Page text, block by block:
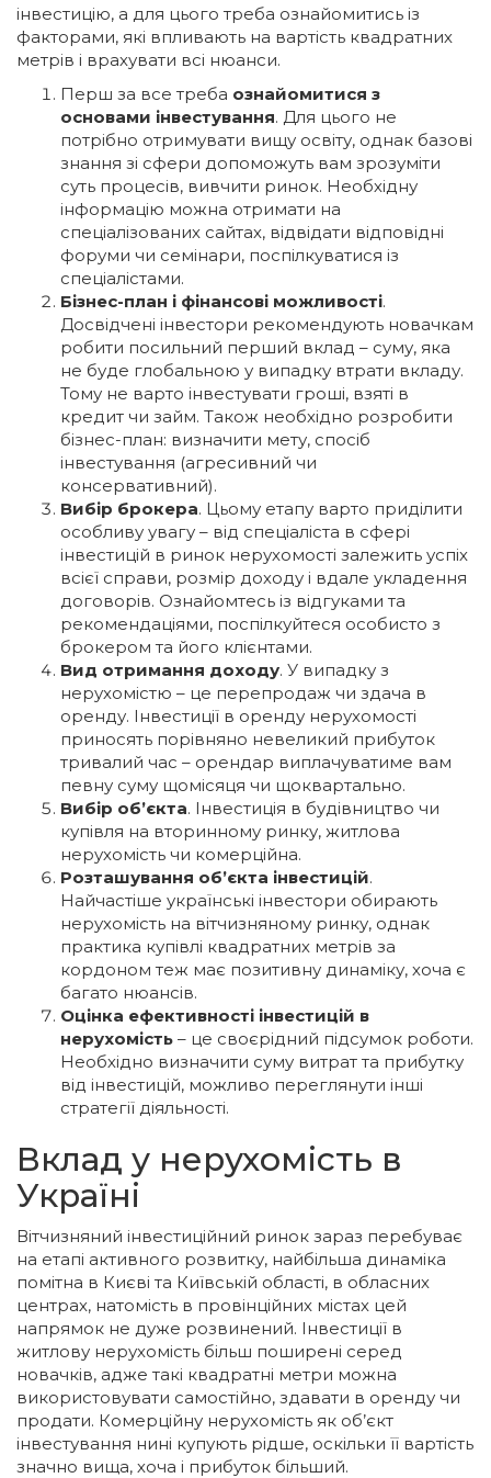
інвестицію, а для цього треба ознайомитись із
факторами, які впливають на вартість квадратних
метрів і врахувати всі нюанси.
Перш за все треба ознайомитися з
основами інвестування. Для цього не
потрібно отримувати вищу освіту, однак базові
знання зі сфери допоможуть вам зрозуміти
суть процесів, вивчити ринок. Необхідну
інформацію можна отримати на
спеціалізованих сайтах, відвідати відповідні
форуми чи семінари, поспілкуватися із
спеціалістами.
Бізнес-план і фінансові можливості.
Досвідчені інвестори рекомендують новачкам
робити посильний перший вклад – суму, яка
не буде глобальною у випадку втрати вкладу.
Тому не варто інвестувати гроші, взяті в
кредит чи займ. Також необхідно розробити
бізнес-план: визначити мету, спосіб
інвестування (агресивний чи
консервативний).
Вибір брокера. Цьому етапу варто приділити
особливу увагу – від спеціаліста в сфері
інвестицій в ринок нерухомості залежить успіх
всієї справи, розмір доходу і вдале укладення
договорів. Ознайомтесь із відгуками та
рекомендаціями, поспілкуйтеся особисто з
брокером та його клієнтами.
Вид отримання доходу. У випадку з
нерухомістю – це перепродаж чи здача в
оренду. Інвестиції в оренду нерухомості
приносять порівняно невеликий прибуток
тривалий час – орендар виплачуватиме вам
певну суму щомісяця чи щоквартально.
Вибір об’єкта. Інвестиція в будівництво чи
купівля на вторинному ринку, житлова
нерухомість чи комерційна.
Розташування об’єкта інвестицій.
Найчастіше українські інвестори обирають
нерухомість на вітчизняному ринку, однак
практика купівлі квадратних метрів за
кордоном теж має позитивну динаміку, хоча є
багато нюансів.
Оцінка ефективності інвестицій в
нерухомість – це своєрідний підсумок роботи.
Необхідно визначити суму витрат та прибутку
від інвестицій, можливо переглянути інші
стратегії діяльності.
Вклад у нерухомість в
Україні
Вітчизняний інвестиційний ринок зараз перебуває
на етапі активного розвитку, найбільша динаміка
помітна в Києві та Київській області, в обласних
центрах, натомість в провінційних містах цей
напрямок не дуже розвинений. Інвестиції в
житлову нерухомість більш поширені серед
новачків, адже такі квадратні метри можна
використовувати самостійно, здавати в оренду чи
продати. Комерційну нерухомість як об’єкт
інвестування нині купують рідше, оскільки її вартість
значно вища, хоча і прибуток більший.